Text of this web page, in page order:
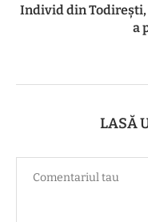
Individ din Todirești,
a
LASĂ